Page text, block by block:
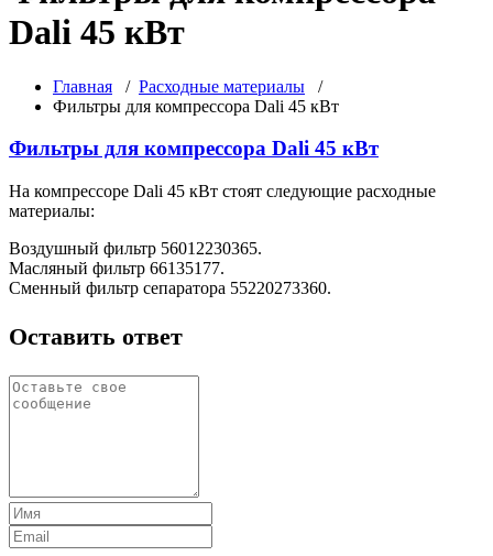
Dali 45 кВт
Главная / Расходные материалы /
Фильтры для компрессора Dali 45 кВт
Фильтры для компрессора Dali 45 кВт
На компрессоре Dali 45 кВт стоят следующие расходные
материалы:
Воздушный фильтр 56012230365.
Масляный фильтр 66135177.
Сменный фильтр сепаратора 55220273360.
Оставить ответ